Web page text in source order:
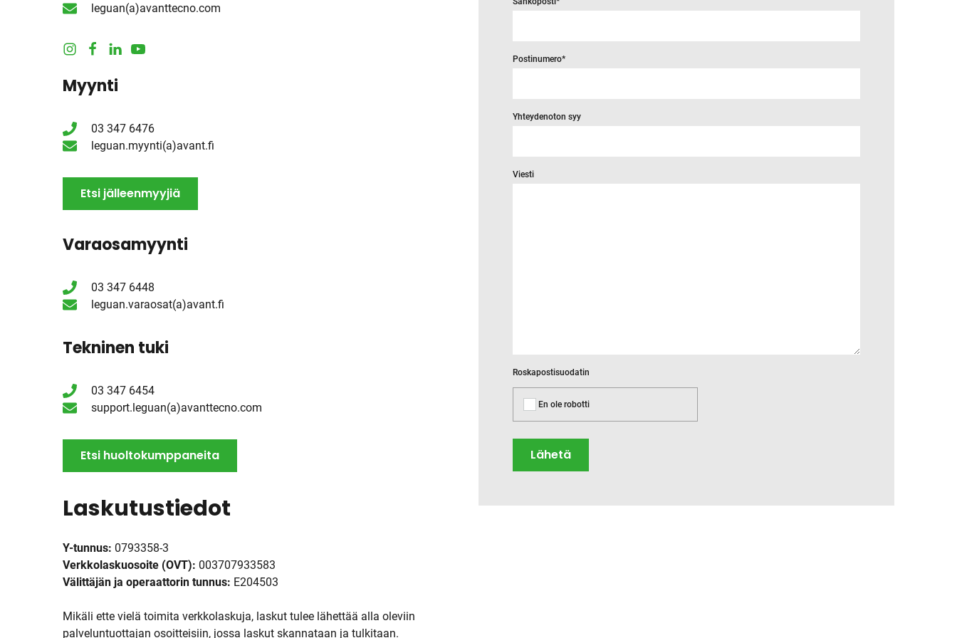
leguan(a)avanttecno.com
s
t
r
c
o
o
d
I
Y
b
e
Myynti
03 347 6476
leguan.myynti(a)avant.fi
Etsi jälleenmyyjiä
Varaosamyynti
03 347 6448
leguan.varaosat(a)avant.fi
Tekninen tuki
03 347 6454
support.leguan(a)avanttecno.com
Etsi huoltokumppaneita
Laskutustiedot
Y-tunnus: 0793358-3
Verkkolaskuosoite (OVT): 003707933583
Välittäjän ja operaattorin tunnus: E204503
Mikäli ette vielä toimita verkkolaskuja, laskut tulee lähettää alla oleviin
palveluntuottajan osoitteisiin, jossa laskut skannataan ja tulkitaan.
Postinumero*
Yhteydenoton syy
Viesti
Roskapostisuodatin
En ole robotti